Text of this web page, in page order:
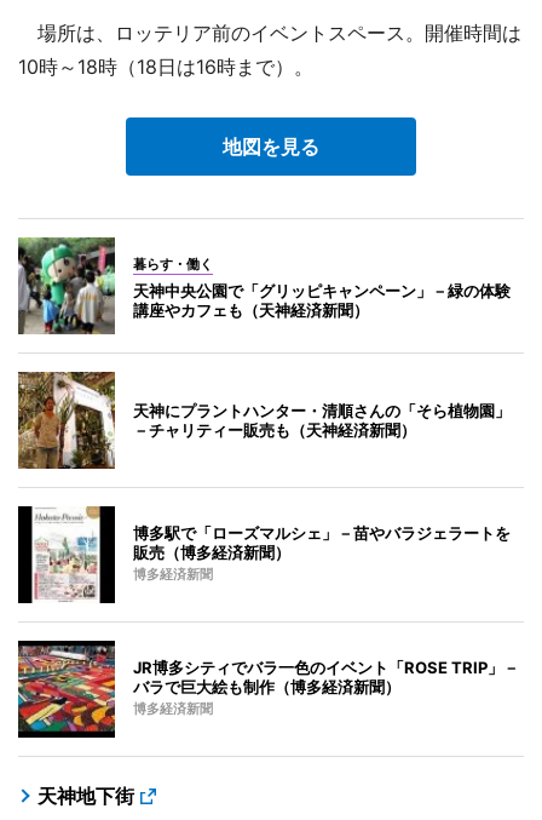
場所は、ロッテリア前のイベントスペース。開催時間は
10時～18時（18日は16時まで）。
地図を見る
暮らす・働く
天神中央公園で「グリッピキャンペーン」－緑の体験
講座やカフェも（天神経済新聞）
天神にプラントハンター・清順さんの「そら植物園」
－チャリティー販売も（天神経済新聞）
博多駅で「ローズマルシェ」－苗やバラジェラートを
販売（博多経済新聞）
博多経済新聞
JR博多シティでバラ一色のイベント「ROSE TRIP」－
バラで巨大絵も制作（博多経済新聞）
博多経済新聞
天神地下街